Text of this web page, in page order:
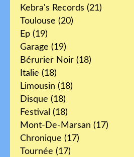
Kebra's Records (21)
Toulouse (20)
Ep (19)
Garage (19)
Bérurier Noir (18)
Italie (18)
Limousin (18)
Disque (18)
Festival (18)
Mont-De-Marsan (17)
Chronique (17)
Tournée (17)